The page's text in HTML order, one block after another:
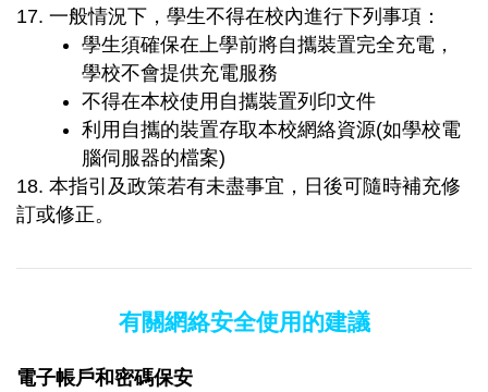
17. 一般情況下，學生不得在校內進行下列事項：
學生須確保在上學前將自攜裝置完全充電，
學校不會提供充電服務
不得在本校使用自攜裝置列印文件
利用自攜的裝置存取本校網絡資源(如學校電
腦伺服器的檔案)
18. 本指引及政策若有未盡事宜，日後可隨時補充修
訂或修正。
有關網絡安全使用的建議
電子帳戶和密碼保安